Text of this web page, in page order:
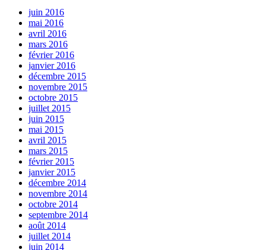
juin 2016
mai 2016
avril 2016
mars 2016
février 2016
janvier 2016
décembre 2015
novembre 2015
octobre 2015
juillet 2015
juin 2015
mai 2015
avril 2015
mars 2015
février 2015
janvier 2015
décembre 2014
novembre 2014
octobre 2014
septembre 2014
août 2014
juillet 2014
juin 2014